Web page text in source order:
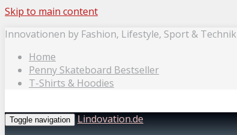
Skip to main content
Innovationen by Fashion, Lifestyle, Sport & Technik
Home
Penny Skateboard Bestseller
T-Shirts & Hoodies
Toggle navigation
Lindovation.de